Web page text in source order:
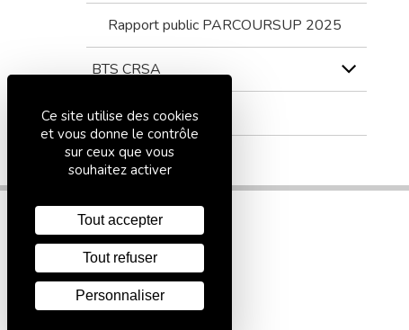
Rapport public PARCOURSUP 2025
BTS CRSA
BTS ATI
Ce site utilise des cookies
et vous donne le contrôle
sur ceux que vous
souhaitez activer
Tout accepter
Tout refuser
Personnaliser